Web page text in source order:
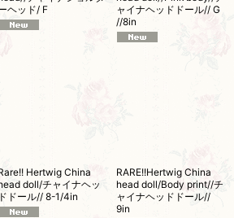
ヘッド/ F
ャイナヘッドドール// G
//8in
Hertwig China
doll/チャイナヘッ
ドドール// 8-1/4in
RARE!!Hertwig China
head doll/Body print//チ
ャイナヘッドドール//
9in